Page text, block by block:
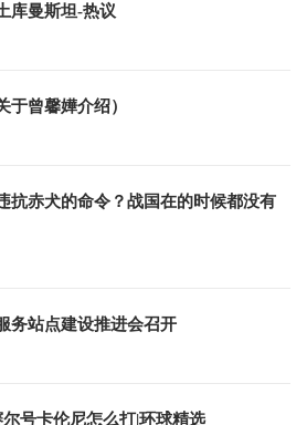
库曼斯坦-热议
于曾馨嬅介绍）
抗赤犬的命令？战国在的时候都没有
务站点建设推进会召开
号卡伦尼怎么打|环球精选